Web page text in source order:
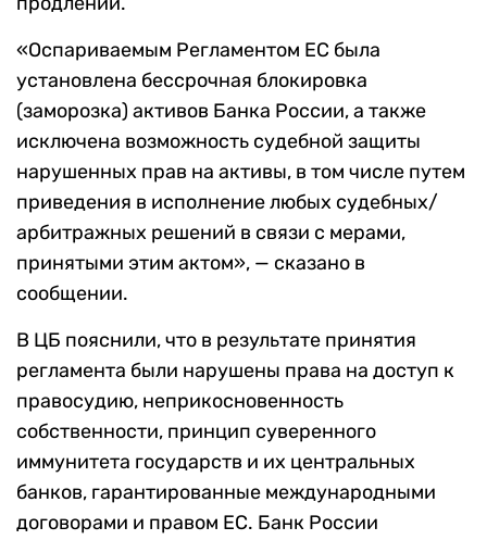
«Оспариваемым Регламентом ЕС была
установлена бессрочная блокировка
(заморозка) активов Банка России, а также
исключена возможность судебной защиты
нарушенных прав на активы, в том числе путем
приведения в исполнение любых судебных/
арбитражных решений в связи с мерами,
принятыми этим актом», — сказано в
сообщении.
В ЦБ пояснили, что в результате принятия
регламента были нарушены права на доступ к
правосудию, неприкосновенность
собственности, принцип суверенного
иммунитета государств и их центральных
банков, гарантированные международными
договорами и правом ЕС. Банк России